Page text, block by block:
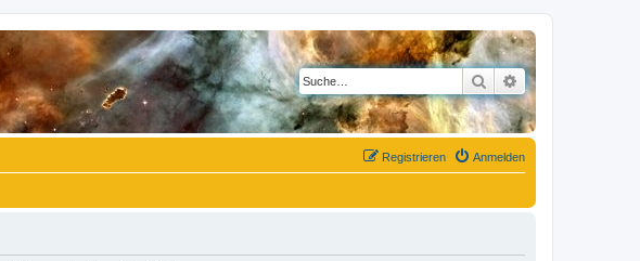
SucheErweiterte Suche
Anmelden
Registrieren